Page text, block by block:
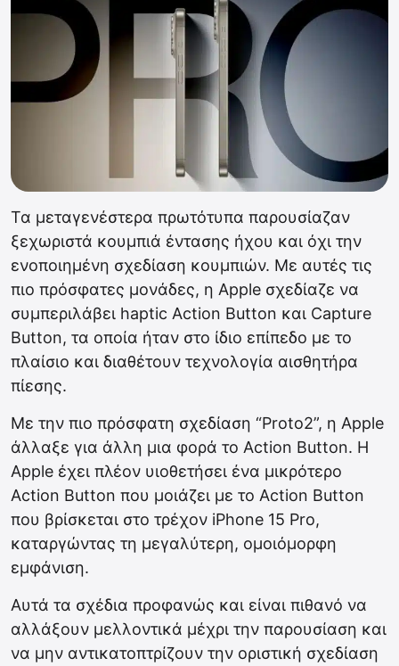
Τα μεταγενέστερα πρωτότυπα παρουσίαζαν
ξεχωριστά κουμπιά έντασης ήχου και όχι την
ενοποιημένη σχεδίαση κουμπιών. Με αυτές τις
πιο πρόσφατες μονάδες, η Apple σχεδίαζε να
συμπεριλάβει haptic Action Button και Capture
Button, τα οποία ήταν στο ίδιο επίπεδο με το
πλαίσιο και διαθέτουν τεχνολογία αισθητήρα
πίεσης.
Με την πιο πρόσφατη σχεδίαση “Proto2”, η Apple
άλλαξε για άλλη μια φορά το Action Button. Η
Apple έχει πλέον υιοθετήσει ένα μικρότερο
Action Button που μοιάζει με το Action Button
που βρίσκεται στο τρέχον iPhone 15 Pro,
καταργώντας τη μεγαλύτερη, ομοιόμορφη
εμφάνιση.
Αυτά τα σχέδια προφανώς και είναι πιθανό να
αλλάξουν μελλοντικά μέχρι την παρουσίαση και
να μην αντικατοπτρίζουν την οριστική σχεδίαση